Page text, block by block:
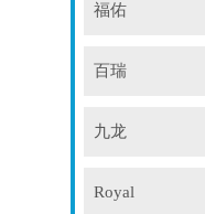
福佑
百瑞
九龙
Royal